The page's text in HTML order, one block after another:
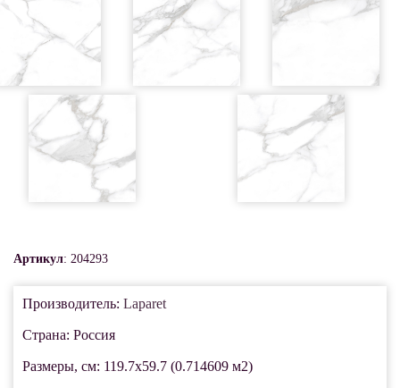
Артикул: 204293
Производитель: Laparet
Страна: Россия
Размеры, см: 119.7x59.7 (0.714609 м2)